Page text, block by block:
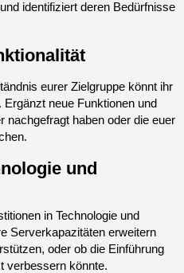
identifiziert deren Bedürfnisse
eurer Zielgruppe könnt ihr
neue Funktionen und
nachgefragt haben oder die euer
und
in Technologie und
Serverkapazitäten erweitern
oder ob die Einführung
verbessern könnte.